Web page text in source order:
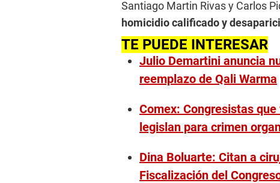
Santiago Martin Rivas y Carlos
homicidio calificado y
TE PUEDE INTERESAR
Julio Demartini anuncia
reemplazo de Qali Warma
Comex: Congresistas
legislan para crimen
Dina Boluarte: Citan a
Fiscalización del